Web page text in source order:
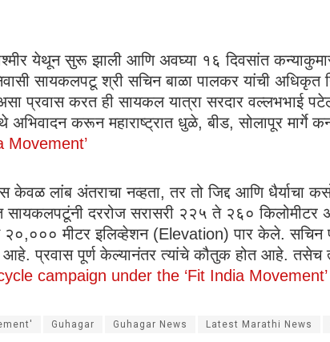
येथून सुरू झाली आणि अवघ्या १६ दिवसांत
सायकलपटू श्री सचिन बाळा पालकर यांची अधिकृत
प्रवास करत ही सायकल यात्रा सरदार वल्लभभाई
करून महाराष्ट्रात धुळे, बीड, सोलापूर मार्गे
Movement’
लांब अंतराचा नव्हता, तर तो जिद्द आणि धैर्याचा
दररोज सरासरी २२५ ते २६० किलोमीटर
मीटर इलिव्हेशन (Elevation) पार केले. सचिन
आहे. प्रवास पूर्ण केल्यानंतर त्यांचे कौतुक होत आहे.
campaign under the ‘Fit India Movement’
Guhagar Guhagar News Latest Marathi News